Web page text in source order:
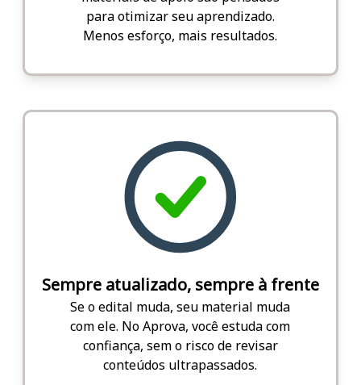
para otimizar seu aprendizado.
Menos esforço, mais resultados.
Sempre atualizado, sempre à frente
Se o edital muda, seu material muda
com ele. No Aprova, você estuda com
confiança, sem o risco de revisar
conteúdos ultrapassados.